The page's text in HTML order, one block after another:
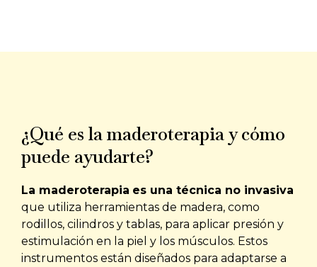
¿Qué es la maderoterapia y cómo
puede ayudarte?
La maderoterapia es una técnica no invasiva
que utiliza herramientas de madera, como
rodillos, cilindros y tablas, para aplicar presión y
estimulación en la piel y los músculos. Estos
instrumentos están diseñados para adaptarse a